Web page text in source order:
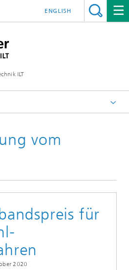
ILT
ENGLISH
vom
für
2020